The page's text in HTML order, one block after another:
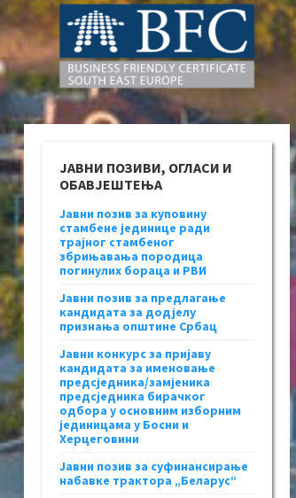
ЈАВНИ ПОЗИВИ, ОГЛАСИ И
ОБАВЈЕШТЕЊА
Јавни позив за куповину
стамбене јединице ради
трајног стамбеног
збрињавања породица
погинулих бораца и РВИ
Јавни позив за предлагање
кандидата за додјелу
признања општине Србац
Јавни конкурс за пријаву
кандидата за именовање
предсједника/замјеника
предсједника бирачког
одбора у основним изборним
јединицама у Босни и
Херцеговини
Јавни позив за суфинансирање
набавке трактора „Беларус“